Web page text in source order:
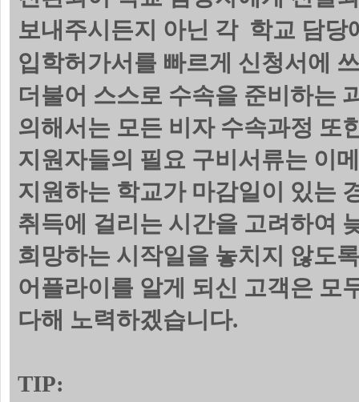
보내주시든지 아닌 각 학교 담당
입학허가서를 빠르게 신청서에
더불어 스스로 수속을 준비하는
의해서는 모든 비자 수속과정 또
지원자들의 필요 구비서류는 이
지원하는 학교가 마감일이 있는
취득에 걸리는 시간을 고려하여
희망하는 시작일을 놓치지 않도
어플라이를 알게 되신 고객은 모
다해 노력하겠습니다.
TIP: